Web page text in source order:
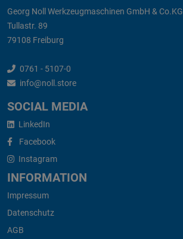
Georg Noll Werkzeugmaschinen GmbH & Co.KG
Tullastr. 89
79108 Freiburg
0761 - 5107-0
info@noll.store
SOCIAL MEDIA
LinkedIn
Facebook
Instagram
INFORMATION
Impressum
Datenschutz
AGB